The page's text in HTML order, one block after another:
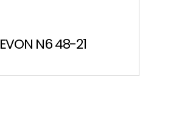
EVON N6 48-21